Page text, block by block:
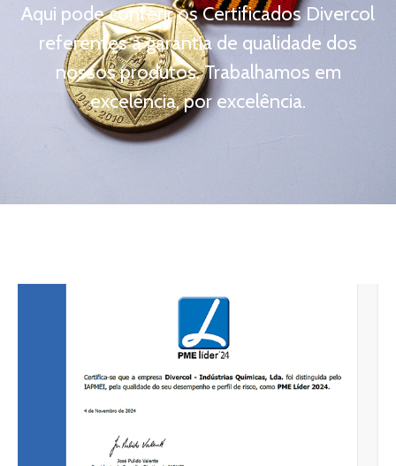
Aqui pode conferir os Certificados Divercol
referentes à garantia de qualidade dos
nossos produtos. Trabalhamos em
excelência, por excelência.